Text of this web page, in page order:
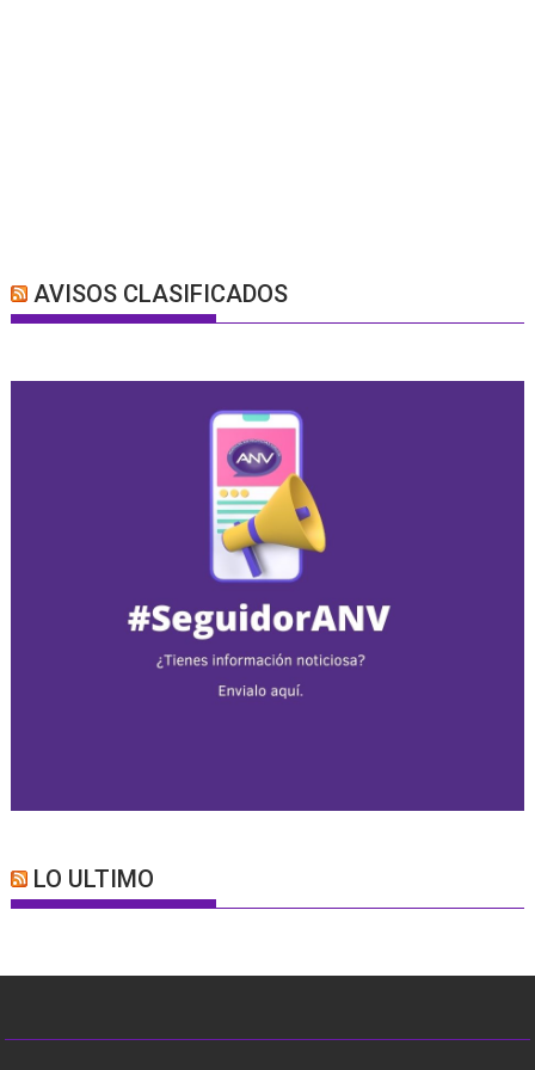
AVISOS CLASIFICADOS
LO ULTIMO